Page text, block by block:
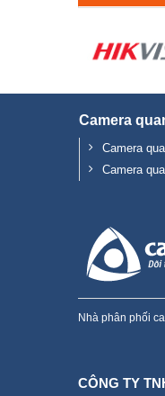
Camera
Camera
Camera
Nhà phân phối
CÔNG TY